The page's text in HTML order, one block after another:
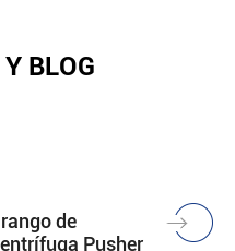
BLOG
de
Pusher